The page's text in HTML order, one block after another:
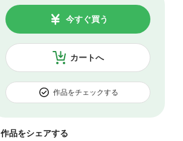
カートへ
今すぐ買う
作品をチェックする
作品をシェアする